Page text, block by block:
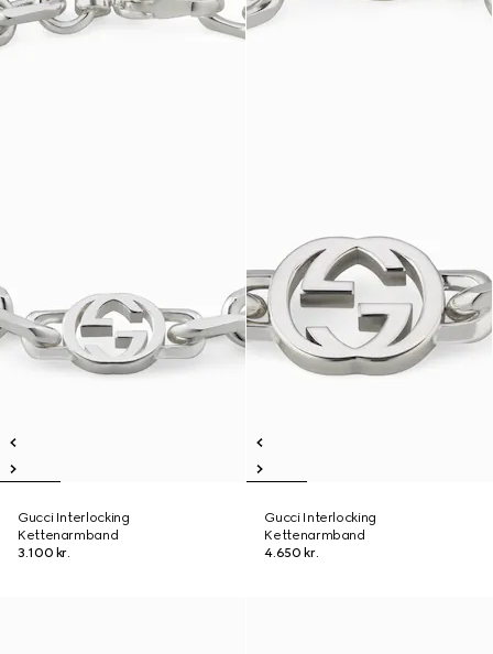
Gucci Interlocking
Kettenarmband
3.100 kr.
Gucci Interlocking
Kettenarmband
4.650 kr.